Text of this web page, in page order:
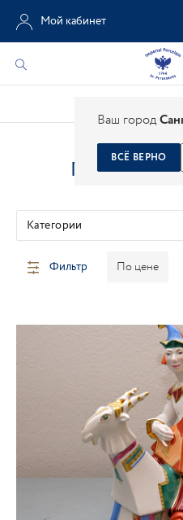
Ваш город
ВСЁ ВЕРНО
Мой кабинет
ПРЕДМЕТЫ
Категории
Фильтр По цене